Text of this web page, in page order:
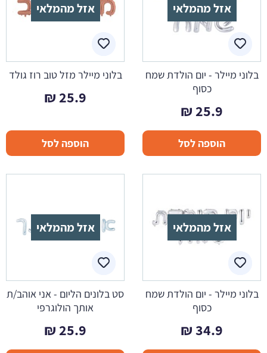
אזל מהמלאי
בלוני מיילר - יום הולדת שמח
כסוף
25.9
₪
הוספה לסל
אזל מהמלאי
בלוני מיילר מזל טוב רוז גולד
25.9
₪
הוספה לסל
אזל מהמלאי
בלוני מיילר - יום הולדת שמח
כסוף
34.9
₪
אזל מהמלאי
סט בלונים הליום - אני אוהב/ת
אותך הולוגרפי
25.9
₪